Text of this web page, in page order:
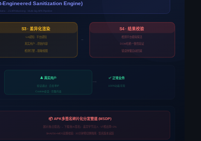
Engineered Sanitization Engine)
· JS API Masking · Multi-Sig APK Pipeline
S3 · 差异化渲染
UA感知 · 平台感知
真实用户→原始内容
检测引擎→脱敏视图
S4 · 结果校验
检测平台模拟探活
DOM哈希一致性验证
错误倒灌自动回滚
👤 真实用户
验证通过 · 白名单IP
Cookie会话 · 完整内容
→ ✅ 正常业务
100%功能可用
📦 APK多签名碎片化分发管道 (MSDP)
展示池(白签名) → 下载池(N签名) · 差异字节注入 · VT检出率<3%
SHA256+MD5双重校验 · 30分钟预切换隔离 · 签名版本追踪